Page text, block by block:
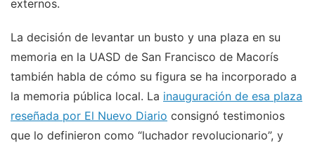
externos.
La decisión de levantar un busto y una plaza en su
memoria en la UASD de San Francisco de Macorís
también habla de cómo su figura se ha incorporado a
la memoria pública local. La inauguración de esa plaza
reseñada por El Nuevo Diario consignó testimonios
que lo definieron como “luchador revolucionario”, y